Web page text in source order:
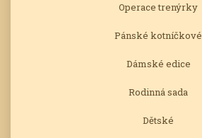
Operace trenýrky
Pánské kotníčkové
Dámské edice
Rodinná sada
Dětské